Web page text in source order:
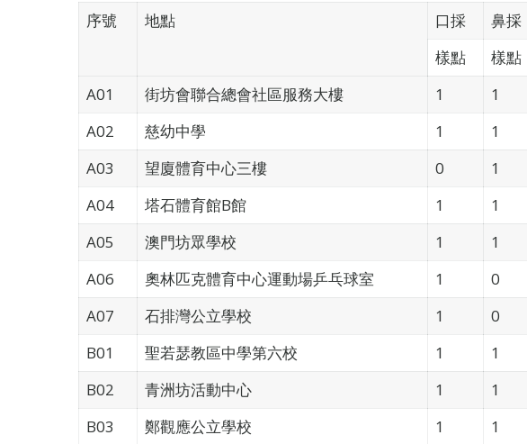
序號
地點 口採 鼻採
樣點
樣點
A01
街坊會聯合總會社區服務大樓 1 1
A02
慈幼中學 1 1
A03
望廈體育中心三樓 0 1
A04
塔石體育館B館 1 1
A05
澳門坊眾學校 1 1
A06
奧林匹克體育中心運動場乒乓球室 1 0
A07
石排灣公立學校 1 0
B01
聖若瑟教區中學第六校 1 1
B02
青洲坊活動中心 1 1
B03
鄭觀應公立學校 1 1